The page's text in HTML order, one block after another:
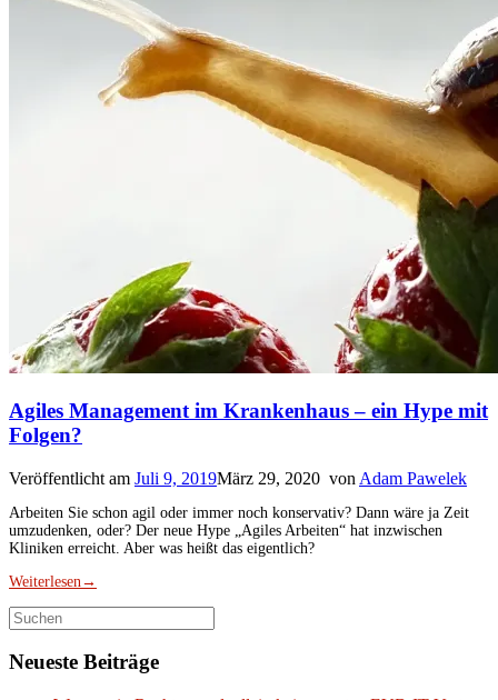
Agiles Management im Krankenhaus – ein Hype mit
Folgen?
Veröffentlicht am Juli 9, 2019März 29, 2020 von Adam Pawelek
Arbeiten Sie schon agil oder immer noch konservativ? Dann wäre ja Zeit
umzudenken, oder? Der neue Hype „Agiles Arbeiten“ hat inzwischen
Kliniken erreicht. Aber was heißt das eigentlich?
Weiterlesen →
Suchen
nach:
Neueste Beiträge